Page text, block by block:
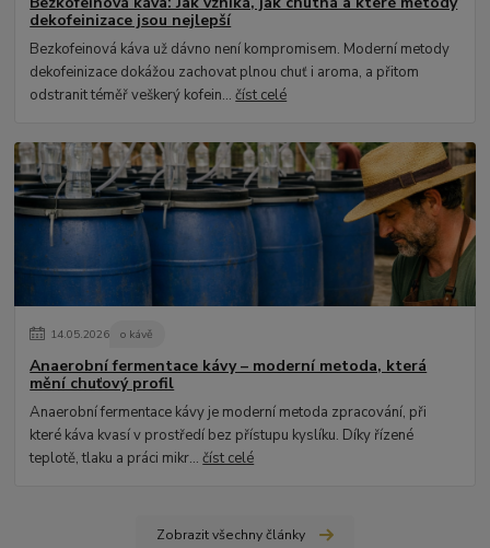
dekofeinizace jsou nejlepší
Bezkofeinová káva už dávno není kompromisem. Moderní metody
dekofeinizace dokážou zachovat plnou chuť i aroma, a přitom
odstranit téměř veškerý kofein...číst celé
14.05.2026 o kávě
Anaerobní fermentace kávy – moderní metoda, která
mění chuťový profil
Anaerobní fermentace kávy je moderní metoda zpracování, při
které káva kvasí v prostředí bez přístupu kyslíku. Díky řízené
teplotě, tlaku a práci mikr...číst celé
Zobrazit všechny články